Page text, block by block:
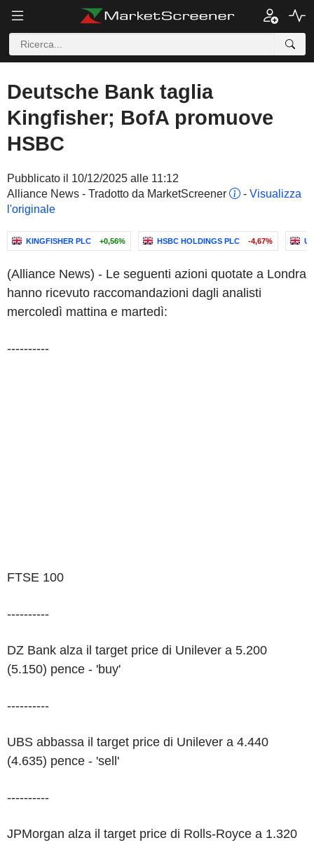
Deutsche Bank taglia
Kingfisher; BofA promuove
HSBC
Pubblicato il 10/12/2025 alle 11:12
Alliance News - Tradotto da MarketScreener
- Visualizza
l'originale
KINGFISHER PLC +0,56% HSBC HOLDINGS PLC -4,67%
(Alliance News) - Le seguenti azioni quotate a Londra
hanno ricevuto raccomandazioni dagli analisti
mercoledì mattina e martedì:
----------
FTSE 100
----------
DZ Bank alza il target price di Unilever a 5.200
(5.150) pence - 'buy'
----------
UBS abbassa il target price di Unilever a 4.440
(4.635) pence - 'sell'
----------
JPMorgan alza il target price di Rolls-Royce a 1.320